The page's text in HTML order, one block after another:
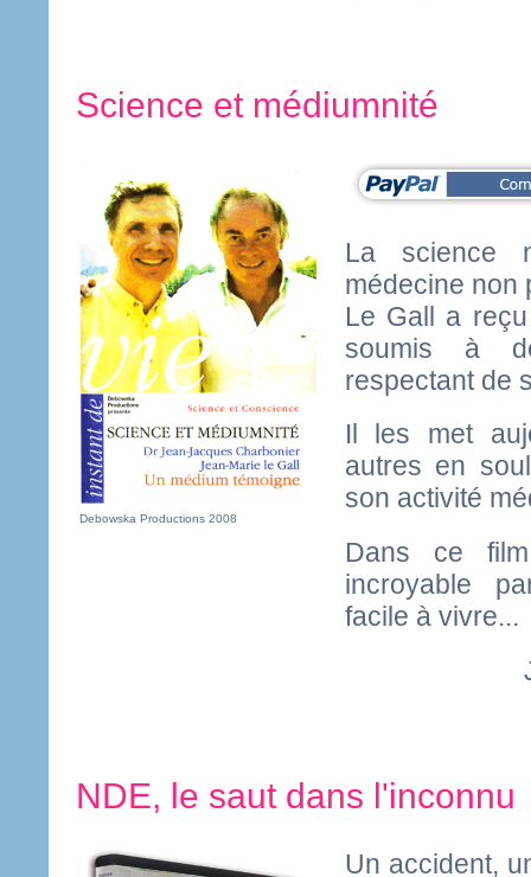
Science et médiumnité
Debowska Productions 2008
La science
médecine non
Le Gall a
soumis à
respectant de
Il les met
autres en
son activité
Dans ce
incroyable
facile à vivre...
NDE, le saut dans l'inconnu
Un accident,